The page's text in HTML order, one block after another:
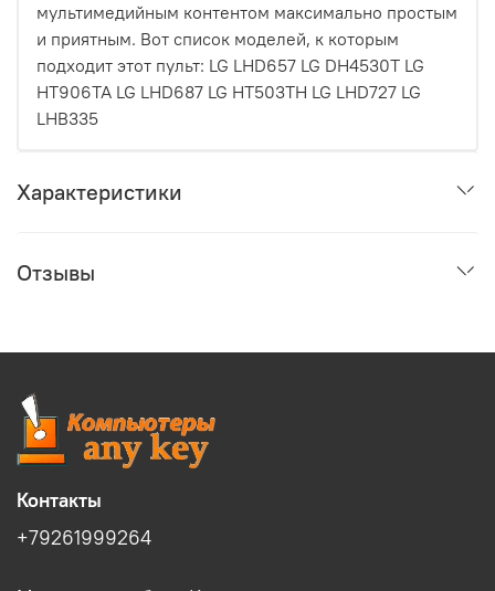
мультимедийным контентом максимально простым
и приятным. Вот список моделей, к которым
подходит этот пульт: LG LHD657 LG DH4530T LG
HT906TA LG LHD687 LG HT503TH LG LHD727 LG
LHB335
Характеристики
Отзывы
Контакты
+79261999264